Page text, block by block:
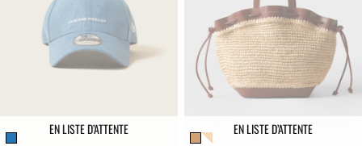
EN LISTE D’ATTENTE EN LISTE D’ATTENTE